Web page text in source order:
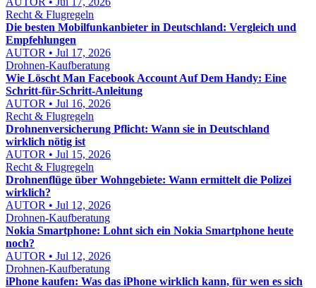
Recht & Flugregeln
Die besten Mobilfunkanbieter in Deutschland: Vergleich und
Empfehlungen
AUTOR • Jul 17, 2026
Drohnen-Kaufberatung
Wie Löscht Man Facebook Account Auf Dem Handy: Eine
Schritt-für-Schritt-Anleitung
AUTOR • Jul 16, 2026
Recht & Flugregeln
Drohnenversicherung Pflicht: Wann sie in Deutschland
wirklich nötig ist
AUTOR • Jul 15, 2026
Recht & Flugregeln
Drohnenflüge über Wohngebiete: Wann ermittelt die Polizei
wirklich?
AUTOR • Jul 12, 2026
Drohnen-Kaufberatung
Nokia Smartphone: Lohnt sich ein Nokia Smartphone heute
noch?
AUTOR • Jul 12, 2026
Drohnen-Kaufberatung
iPhone kaufen: Was das iPhone wirklich kann, für wen es sich